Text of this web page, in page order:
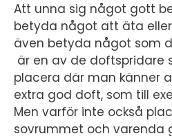
Att unna sig något gott
betyda något att äta
även betyda något som
är en av de doftspridare
placera där man känner
extra god doft, som till
Men varför inte också
sovrummet och varenda